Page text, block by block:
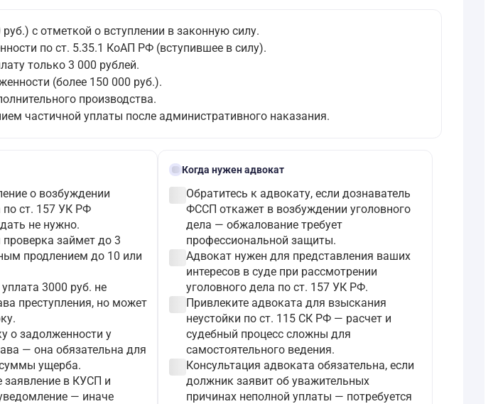
с отметкой о вступлении в законную силу.
по ст. 5.35.1 КоАП РФ (вступившее в силу).
только 3 000 рублей.
(более 150 000 руб.).
производства.
частичной уплаты после административного наказания.
о возбуждении
по ст. 157 УК РФ
не нужно.
займет до 3
продлением до 10 или
3000 руб. не
преступления, но может
о задолженности у
— она обязательна для
ущерба.
заявление в КУСП и
— иначе
gavelКогда нужен адвокат
Обратитесь к адвокату, если дознаватель
ФССП откажет в возбуждении уголовного
дела — обжалование требует
профессиональной защиты.
check_circleАдвокат нужен для представления ваших
интересов в суде при рассмотрении
уголовного дела по ст. 157 УК РФ.
Привлеките адвоката для взыскания
неустойки по ст. 115 СК РФ — расчет и
судебный процесс сложны для
самостоятельного ведения.
Консультация адвоката обязательна, если
должник заявит об уважительных
причинах неполной уплаты — потребуется